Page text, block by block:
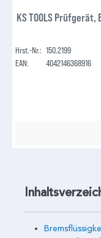
KS TOOLS
Hrst.-Nr.: 150.2199
EAN:
4042146368916